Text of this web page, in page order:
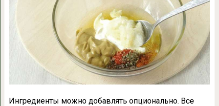
Ингредиенты можно добавлять опционально. Все